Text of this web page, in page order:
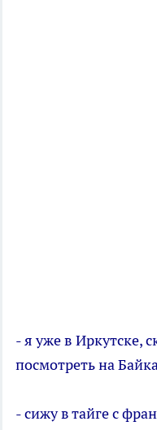
- я уже в Иркутске,
посмотреть на
- сижу в тайге с